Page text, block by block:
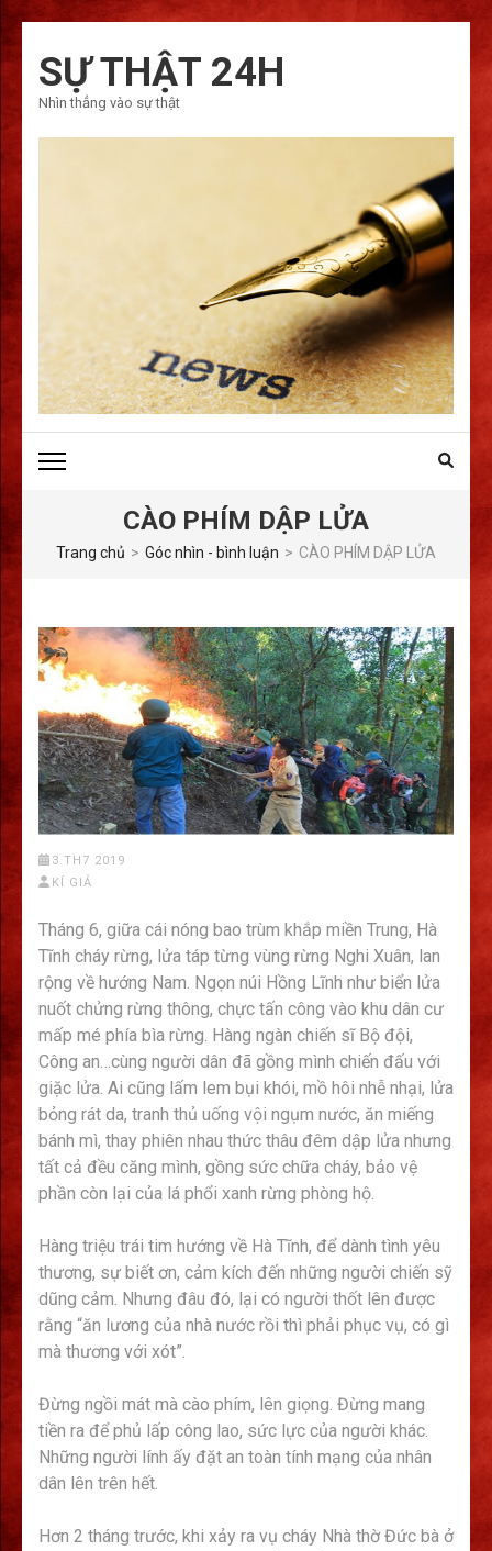
qua
tới
nội
SỰ THẬT 24H
Nhìn thẳng vào sự thật
CÀO PHÍM DẬP LỬA
Trang chủ > Góc nhìn - bình luận > CÀO PHÍM DẬP LỬA
3 TH7 2019
KÍ GIẢ
Tháng 6, giữa cái nóng bao trùm khắp miền Trung, Hà
Tĩnh cháy rừng, lửa táp từng vùng rừng Nghi Xuân, lan
rộng về hướng Nam. Ngọn núi Hồng Lĩnh như biển lửa
nuốt chửng rừng thông, chực tấn công vào khu dân cư
mấp mé phía bìa rừng. Hàng ngàn chiến sĩ Bộ đội,
Công an…cùng người dân đã gồng mình chiến đấu với
giặc lửa. Ai cũng lấm lem bụi khói, mồ hôi nhễ nhại, lửa
bỏng rát da, tranh thủ uống vội ngụm nước, ăn miếng
bánh mì, thay phiên nhau thức thâu đêm dập lửa nhưng
tất cả đều căng mình, gồng sức chữa cháy, bảo vệ
phần còn lại của lá phổi xanh rừng phòng hộ.
Hàng triệu trái tim hướng về Hà Tĩnh, để dành tình yêu
thương, sự biết ơn, cảm kích đến những người chiến sỹ
dũng cảm. Nhưng đâu đó, lại có người thốt lên được
rằng “ăn lương của nhà nước rồi thì phải phục vụ, có gì
mà thương với xót”.
Đừng ngồi mát mà cào phím, lên giọng. Đừng mang
tiền ra để phủ lấp công lao, sức lực của người khác.
Những người lính ấy đặt an toàn tính mạng của nhân
dân lên trên hết.
Hơn 2 tháng trước, khi xảy ra vụ cháy Nhà thờ Đức bà ở